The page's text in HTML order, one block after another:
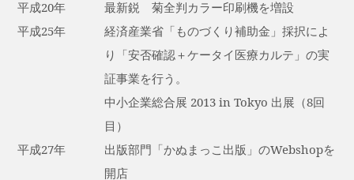
平成20年
最新鋭 菊全判カラー印刷機を増設
平成25年
経済産業省「ものづくり補助金」採択によ
り「安否確認＋ケータイ医療カルテ」の実
証事業を行う。
中小企業総合展 2013 in Tokyo 出展（8回
目）
平成27年
出版部門「かぬまっこ出版」のWebshopを
開店